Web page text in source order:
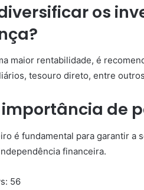
os
maior rentabilidade, é
tesouro direto, entre
de
é fundamental para garantir a
financeira.
56